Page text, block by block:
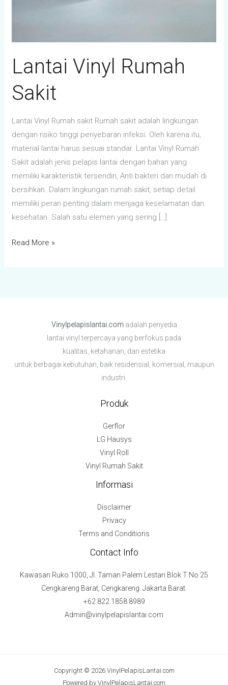
Lantai Vinyl Rumah
Sakit
Lantai Vinyl Rumah sakit Rumah sakit adalah lingkungan
dengan risiko tinggi penyebaran infeksi. Oleh karena itu,
material lantai harus sesuai standar. Lantai Vinyl Rumah
Sakit adalah jenis pelapis lantai dengan bahan yang
memiliki karakteristik tersendiri, Anti bakteri dan mudah di
bersihkan. Dalam lingkungan rumah sakit, setiap detail
memiliki peran penting dalam menjaga keselamatan dan
kesehatan. Salah satu elemen yang sering […]
Read More »
Vinylpelapislantai.comadalah penyedia
lantai vinyl terpercaya yang berfokus pada
kualitas, ketahanan, dan estetika
untuk berbagai kebutuhan, baik residensial, komersial, maupun
industri.
Produk
Gerflor
LG Hausys
Vinyl Roll
Vinyl Rumah Sakit
Informasi
Disclaimer
Privacy
Terms and Conditions
Contact Info
Kawasan Ruko 1000, Jl. Taman Palem Lestari Blok T No 25
Cengkareng Barat, Cengkareng. Jakarta Barat.
+62 822 1858 8989
Admin@vinylpelapislantai.com
Copyright © 2026 VinylPelapisLantai.com
Powered by VinylPelapisLantai.com